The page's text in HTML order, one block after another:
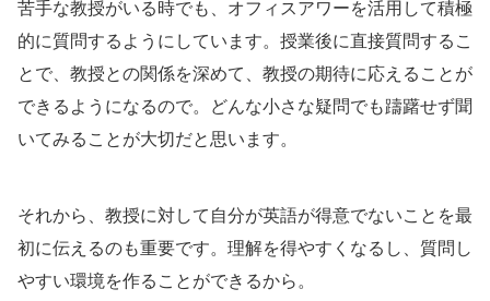
苦手な教授がいる時でも、オフィスアワーを活用して積極
的に質問するようにしています。授業後に直接質問するこ
とで、教授との関係を深めて、教授の期待に応えることが
できるようになるので。どんな小さな疑問でも躊躇せず聞
いてみることが大切だと思います。
それから、教授に対して自分が英語が得意でないことを最
初に伝えるのも重要です。理解を得やすくなるし、質問し
やすい環境を作ることができるから。